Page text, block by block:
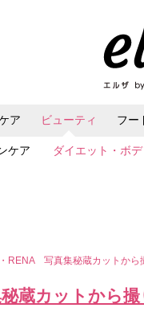
ア ビューティ
ケア ダイエット・ボ
フー
RENA 写真集秘蔵カットから
蔵カットから撮